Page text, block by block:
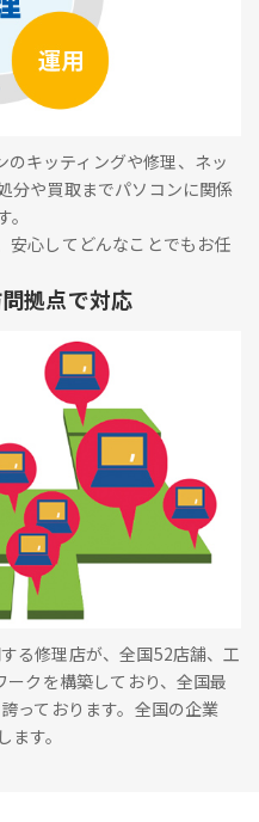
のキッティングや修理、ネッ
分や買取までパソコンに関係
安心してどんなことでもお任
拠点で対応
る修理店が、全国52店舗、工
クを構築しており、全国最
っております。全国の企業
す。